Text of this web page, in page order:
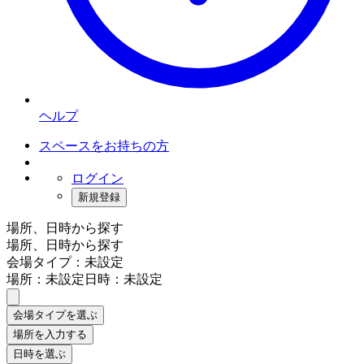
ヘルプ
スペースをお持ちの方
ログイン
新規登録
場所、日時から探す
場所、日時から探す
会場タイプ：未設定
場所：未設定日時：未設定
会場タイプを選ぶ
場所を入力する
日時を選ぶ